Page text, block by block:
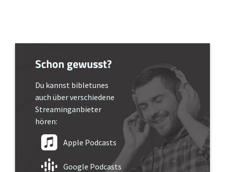
Schon gewusst?
Du kannst bibletunes
auch über verschiedene
Streaminganbieter
hören:
Apple Podcasts
Google Podcasts